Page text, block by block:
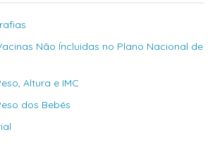
Não Íncluidas no Plano Nacional de
Altura e IMC
dos Bebés